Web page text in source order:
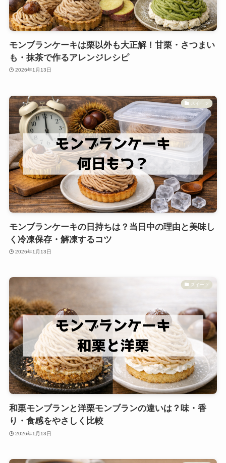
モンブランケーキは栗以外も大正解！甘栗・さつまい
も・抹茶で作るアレンジレシピ
2026年1月13日
スイーツ
モンブランケーキの日持ちは？当日中の理由と美味し
く冷凍保存・解凍するコツ
2026年1月13日
スイーツ
和栗モンブランと洋栗モンブランの違いは？味・香
り・食感をやさしく比較
2026年1月13日